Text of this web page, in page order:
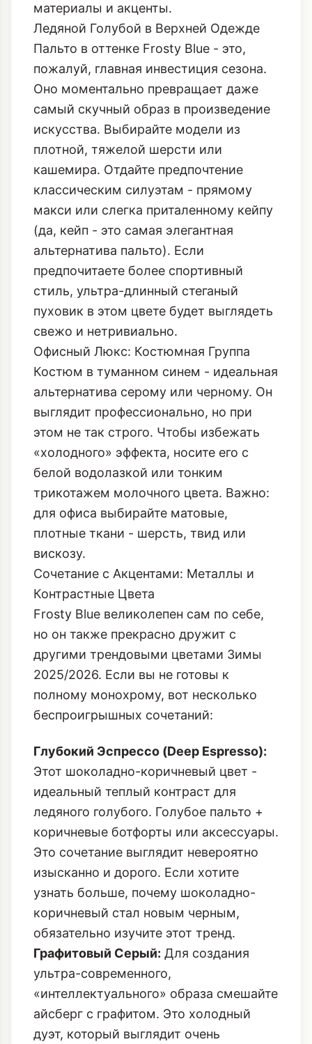
материалы и акценты.
Ледяной Голубой в Верхней Одежде
Пальто в оттенке Frosty Blue - это,
пожалуй, главная инвестиция сезона.
Оно моментально превращает даже
самый скучный образ в произведение
искусства. Выбирайте модели из
плотной, тяжелой шерсти или
кашемира. Отдайте предпочтение
классическим силуэтам - прямому
макси или слегка приталенному кейпу
(да, кейп - это самая элегантная
альтернатива пальто). Если
предпочитаете более спортивный
стиль, ультра-длинный стеганый
пуховик в этом цвете будет выглядеть
свежо и нетривиально.
Офисный Люкс: Костюмная Группа
Костюм в туманном синем - идеальная
альтернатива серому или черному. Он
выглядит профессионально, но при
этом не так строго. Чтобы избежать
«холодного» эффекта, носите его с
белой водолазкой или тонким
трикотажем молочного цвета. Важно:
для офиса выбирайте матовые,
плотные ткани - шерсть, твид или
вискозу.
Сочетание с Акцентами: Металлы и
Контрастные Цвета
Frosty Blue великолепен сам по себе,
но он также прекрасно дружит с
другими трендовыми цветами Зимы
2025/2026. Если вы не готовы к
полному монохрому, вот несколько
беспроигрышных сочетаний:
Глубокий Эспрессо (Deep Espresso):
Этот шоколадно-коричневый цвет -
идеальный теплый контраст для
ледяного голубого. Голубое пальто +
коричневые ботфорты или аксессуары.
Это сочетание выглядит невероятно
изысканно и дорого. Если хотите
узнать больше, почему шоколадно-
коричневый стал новым черным,
обязательно изучите этот тренд.
Графитовый Серый: Для создания
ультра-современного,
«интеллектуального» образа смешайте
айсберг с графитом. Это холодный
дуэт, который выглядит очень